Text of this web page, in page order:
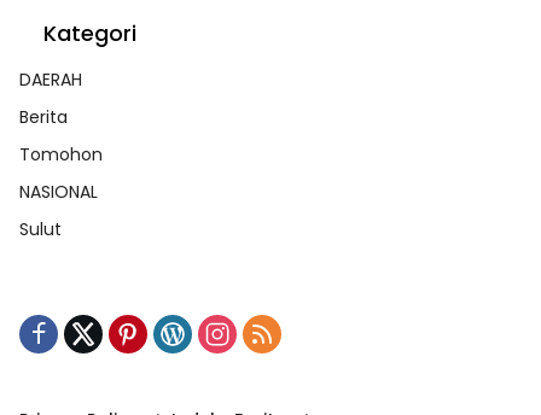
Kategori
DAERAH
Berita
Tomohon
NASIONAL
Sulut